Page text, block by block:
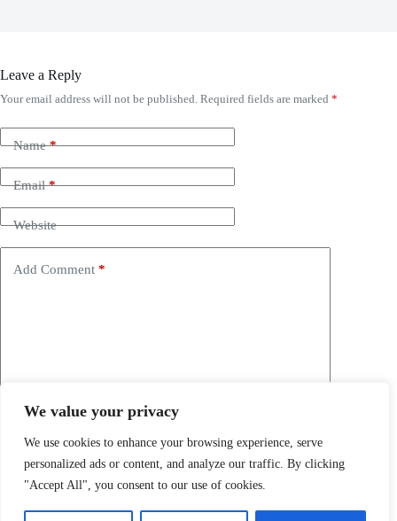
We value your privacy
We use cookies to enhance your browsing experience, serve
personalized ads or content, and analyze our traffic. By clicking
"Accept All", you consent to our use of cookies.
Leave a Reply
Your email address will not be published. Required fields are marked *
Name*
Email*
Website
Add Comment *
Save my name, email and website in this browser for the
Post Comment